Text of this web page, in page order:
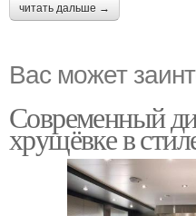
читать дальше →
Вас может
Современный
хрущёвке в